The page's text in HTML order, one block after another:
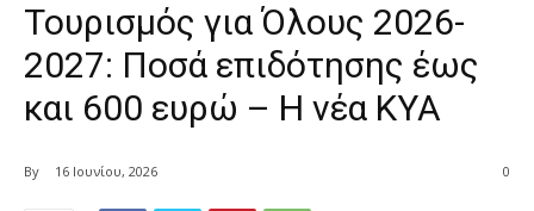
Τουρισμός για Όλους 2026-
2027: Ποσά επιδότησης έως
και 600 ευρώ – Η νέα ΚΥΑ
By 16 Ιουνίου, 2026 0